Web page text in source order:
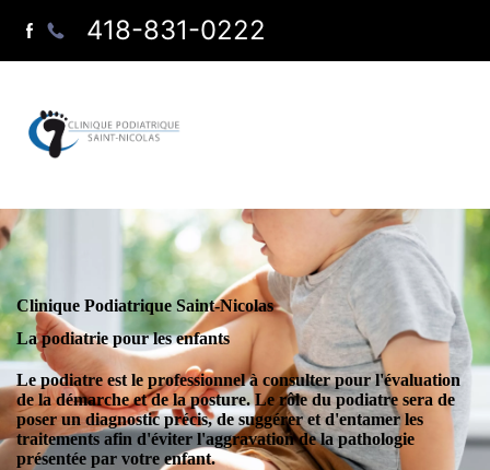
418-831-0222
Clinique Podiatrique Saint-Nicolas
La podiatrie pour les enfants
Le podiatre est le professionnel à consulter pour l'évaluation
de la démarcheet de laposture. Le rôle du podiatre sera de
poser un diagnostic précis, de suggérer et d'entamer les
traitements afin d'éviter l'aggravation de la pathologie
présentée par votre enfant.